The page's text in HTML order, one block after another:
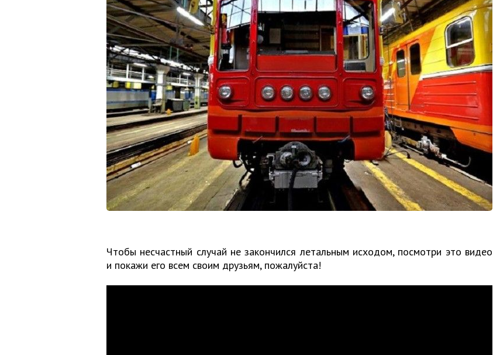
Чтобы несчастный случай не закончился летальным исходом, посмотри это видео
и покажи его всем своим друзьям, пожалуйста!